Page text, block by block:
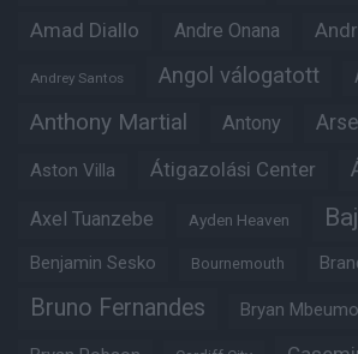
Amad Diallo Andre Onana
Andrey Santos Angol válogatott
Anthony Martial Antony
Aston Villa Átigazolási Center
Axel Tuanzebe Ayden Heaven
Benjamin Sesko Bournemouth
Bruno Fernandes Bryan Mbeumo